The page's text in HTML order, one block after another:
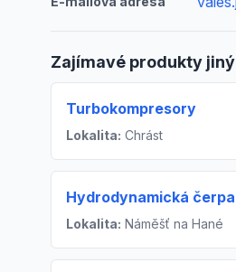
Zajímavé produkty
Turbokompresory
Lokalita: Chrást
Hydrodynamická
Lokalita: Náměšť na Hané